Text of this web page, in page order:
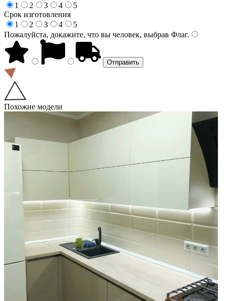
1
2 3 4
5
Срок изготовления
1
2 3 4
5
Пожалуйста, докажите, что вы человек, выбрав Флаг.
Похожие модели